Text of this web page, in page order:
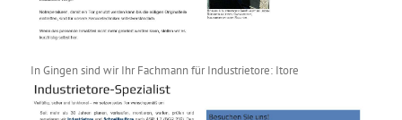
In Gingen sind wir Ihr Fachmann für Industrietore: Itore